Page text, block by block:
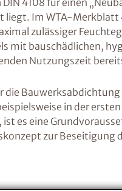
4108 für einen
liegt. Im WTA-
zulässiger
mit bauschädlichen,
Nutzungszeit
in der
es eine
zur Beseitigung